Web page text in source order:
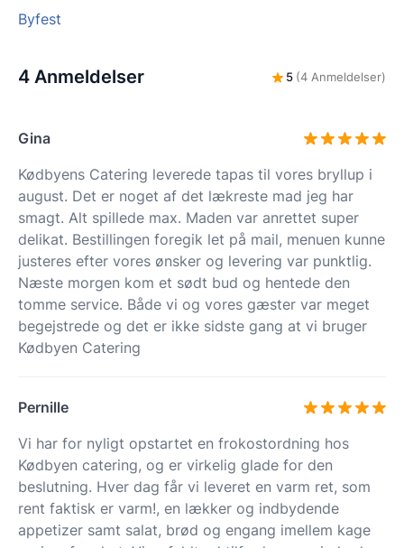
Byfest
4 Anmeldelser 5 (4 Anmeldelser)
Gina
Kødbyens Catering leverede tapas til vores bryllup i
august. Det er noget af det lækreste mad jeg har
smagt. Alt spillede max. Maden var anrettet super
delikat. Bestillingen foregik let på mail, menuen kunne
justeres efter vores ønsker og levering var punktlig.
Næste morgen kom et sødt bud og hentede den
tomme service. Både vi og vores gæster var meget
begejstrede og det er ikke sidste gang at vi bruger
Kødbyen Catering
Pernille
Vi har for nyligt opstartet en frokostordning hos
Kødbyen catering, og er virkelig glade for den
beslutning. Hver dag får vi leveret en varm ret, som
rent faktisk er varm!, en lækker og indbydende
appetizer samt salat, brød og engang imellem kage